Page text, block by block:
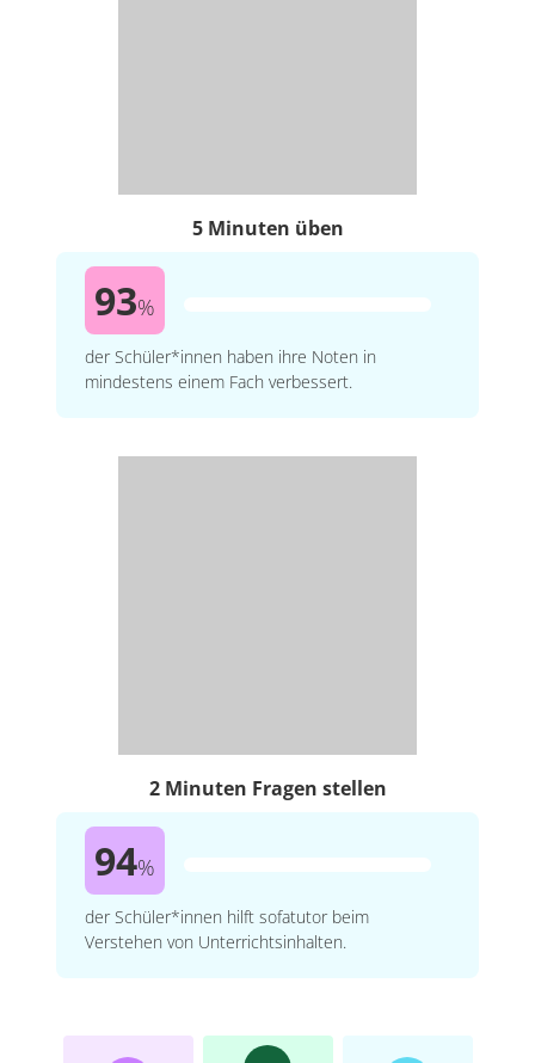
5 Minuten üben
93%
der Schüler*innen haben ihre Noten in
mindestens einem Fach verbessert.
2 Minuten Fragen stellen
94%
der Schüler*innen hilft sofatutor beim
Verstehen von Unterrichtsinhalten.